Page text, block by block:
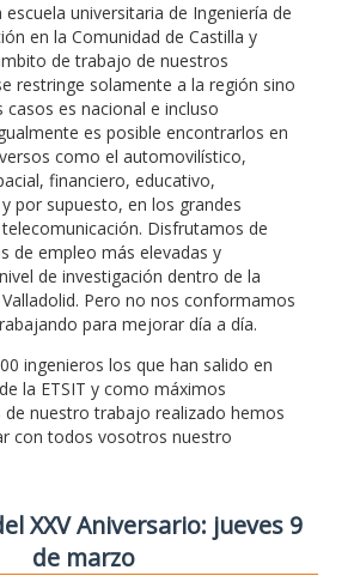
universitaria de Ingeniería de
en la Comunidad de Castilla y
de trabajo de nuestros
restringe solamente a la región sino
casos es nacional e incluso
es posible encontrarlos en
como el automovilístico,
financiero, educativo,
por supuesto, en los grandes
Disfrutamos de
de empleo más elevadas y
de investigación dentro de la
Pero no nos conformamos
para mejorar día a día.
ingenieros los que han salido en
la ETSIT y como máximos
de nuestro trabajo realizado hemos
con todos vosotros nuestro
XXV Aniversario: jueves 9
de marzo